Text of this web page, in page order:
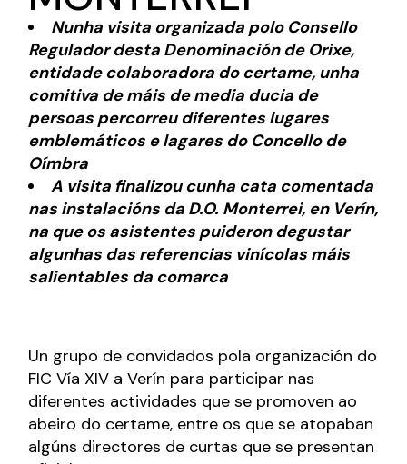
Nunha visita organizada polo Consello
Regulador desta Denominación de Orixe,
entidade colaboradora do certame, unha
comitiva de máis de media ducia de
persoas percorreu diferentes lugares
emblemáticos e lagares do Concello de
Oímbra
A visita finalizou cunha cata comentada
nas instalacións da D.O. Monterrei, en Verín,
na que os asistentes puideron degustar
algunhas das referencias vinícolas máis
salientables da comarca
Un grupo de convidados pola organización do
FIC Vía XIV a Verín para participar nas
diferentes actividades que se promoven ao
abeiro do certame, entre os que se atopaban
algúns directores de curtas que se presentan